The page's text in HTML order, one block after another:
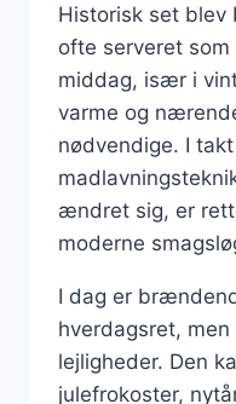
Historisk set
ofte serveret
middag, især i
varme og
nødvendige. I
ændret sig, er
moderne
I dag er
hverdagsret,
lejligheder. Den
julefrokoster,